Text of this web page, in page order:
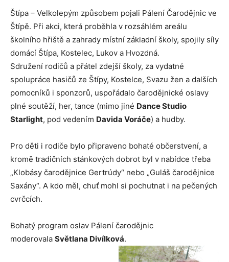
Štípa – Velkolepým způsobem pojali Pálení Čarodějnic ve
Štípě. Při akci, která proběhla v rozsáhlém areálu
školního hřiště a zahrady místní základní školy, spojily síly
domácí Štípa, Kostelec, Lukov a Hvozdná.
Sdružení rodičů a přátel zdejší školy, za vydatné
spolupráce hasičů ze Štípy, Kostelce, Svazu žen a dalších
pomocníků i sponzorů, uspořádalo čarodějnické oslavy
plné soutěží, her, tance (mimo jiné Dance Studio
Starlight, pod vedením Davida Voráče) a hudby.
Pro děti i rodiče bylo připraveno bohaté občerstvení, a
kromě tradičních stánkových dobrot byl v nabídce třeba
„Klobásy čarodějnice Gertrúdy“ nebo „Guláš čarodějnice
Saxány“. A kdo měl, chuť mohl si pochutnat i na pečených
cvrčcích.
Bohatý program oslav Pálení čarodějnic
moderovala Světlana Divílková.